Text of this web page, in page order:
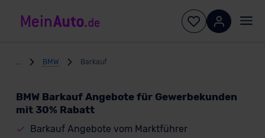
BMW Barkauf
BMW Barkauf Angebote für Gewerbekunden
mit 30% Rabatt
Barkauf Angebote vom Marktführer